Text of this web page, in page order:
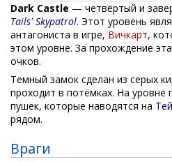
Dark Castle — четвёртый и
Tails' Skypatrol. Этот уровень
антагониста в игре, Вичкарт,
этом уровне. За прохождение
очков.
Темный замок сделан из серых
проходит в потёмках. На уровне
пушек, которые наводятся на
рядом.
Враги